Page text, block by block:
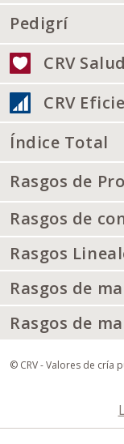
Pedigrí
CRV Salud
CRV
Índice Total
Rasgos de
Rasgos de
Rasgos
Rasgos de
Rasgos de
© CRV - Valores de cría